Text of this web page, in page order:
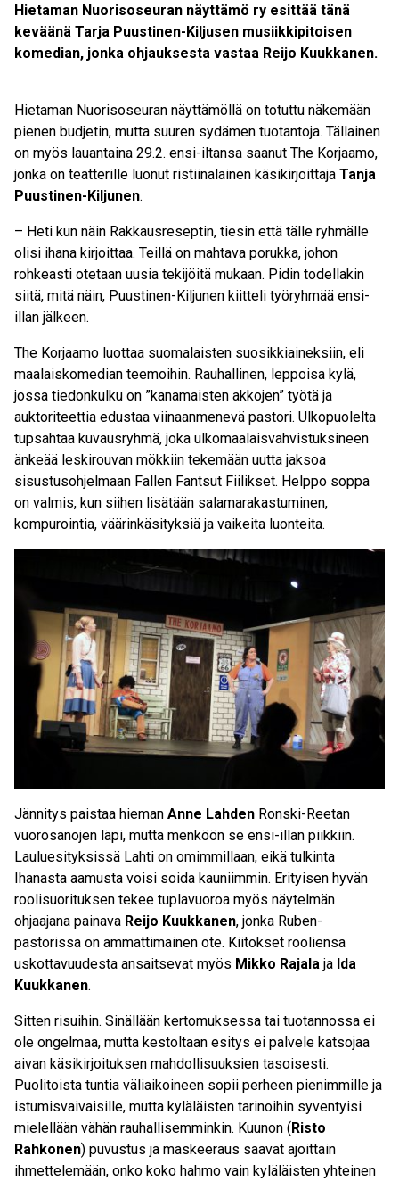
Hietaman Nuorisoseuran näyttämö ry esittää tänä
keväänä Tarja Puustinen-Kiljusen musiikkipitoisen
komedian, jonka ohjauksesta vastaa Reijo Kuukkanen.
Hietaman Nuorisoseuran näyttämöllä on totuttu näkemään
pienen budjetin, mutta suuren sydämen tuotantoja. Tällainen
on myös lauantaina 29.2. ensi-iltansa saanut The Korjaamo,
jonka on teatterille luonut ristiinalainen käsikirjoittaja Tanja
Puustinen-Kiljunen.
– Heti kun näin Rakkausreseptin, tiesin että tälle ryhmälle
olisi ihana kirjoittaa. Teillä on mahtava porukka, johon
rohkeasti otetaan uusia tekijöitä mukaan. Pidin todellakin
siitä, mitä näin, Puustinen-Kiljunen kiitteli työryhmää ensi-
illan jälkeen.
The Korjaamo luottaa suomalaisten suosikkiaineksiin, eli
maalaiskomedian teemoihin. Rauhallinen, leppoisa kylä,
jossa tiedonkulku on ”kanamaisten akkojen” työtä ja
auktoriteettia edustaa viinaanmenevä pastori. Ulkopuolelta
tupsahtaa kuvausryhmä, joka ulkomaalaisvahvistuksineen
änkeää leskirouvan mökkiin tekemään uutta jaksoa
sisustusohjelmaan Fallen Fantsut Fiilikset. Helppo soppa
on valmis, kun siihen lisätään salamarakastuminen,
kompurointia, väärinkäsityksiä ja vaikeita luonteita.
Jännitys paistaa hieman Anne Lahden Ronski-Reetan
vuorosanojen läpi, mutta menköön se ensi-illan piikkiin.
Lauluesityksissä Lahti on omimmillaan, eikä tulkinta
Ihanasta aamusta voisi soida kauniimmin. Erityisen hyvän
roolisuorituksen tekee tuplavuoroa myös näytelmän
ohjaajana painava Reijo Kuukkanen, jonka Ruben-
pastorissa on ammattimainen ote. Kiitokset rooliensa
uskottavuudesta ansaitsevat myös Mikko Rajala ja Ida
Kuukkanen.
Sitten risuihin. Sinällään kertomuksessa tai tuotannossa ei
ole ongelmaa, mutta kestoltaan esitys ei palvele katsojaa
aivan käsikirjoituksen mahdollisuuksien tasoisesti.
Puolitoista tuntia väliaikoineen sopii perheen pienimmille ja
istumisvaivaisille, mutta kyläläisten tarinoihin syventyisi
mielellään vähän rauhallisemminkin. Kuunon (Risto
Rahkonen) puvustus ja maskeeraus saavat ajoittain
ihmettelemään, onko koko hahmo vain kyläläisten yhteinen